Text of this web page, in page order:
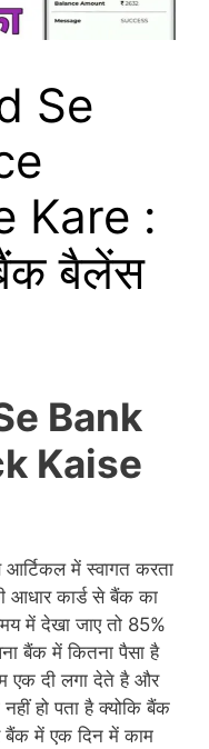
Se
Kare :
बैलेंस
Bank
Kaise
में स्वागत करता
आधार कार्ड से बैंक का
में देखा जाए तो 85%
बैंक में कितना पैसा है
एक दी लगा देते है और
हो पता है क्योकि बैंक
बैंक में एक दिन में काम